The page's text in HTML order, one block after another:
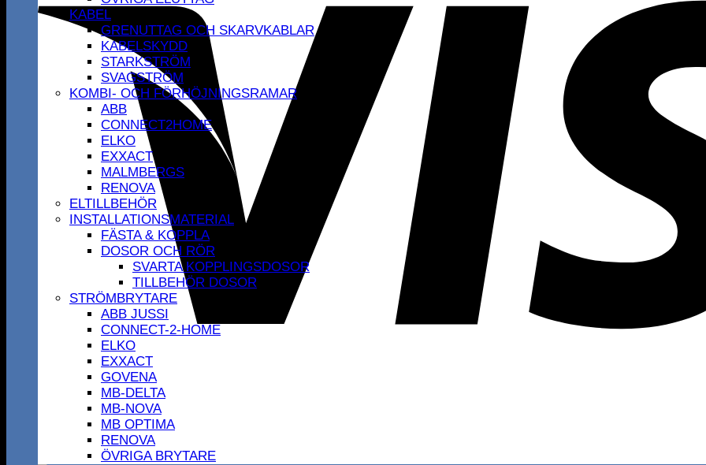
KABEL
GRENUTTAG OCH SKARVKABLAR
KABELSKYDD
STARKSTRÖM
SVAGSTRÖM
KOMBI- OCH FÖRHÖJNINGSRAMAR
ABB
CONNECT2HOME
ELKO
EXXACT
MALMBERGS
RENOVA
ELTILLBEHÖR
INSTALLATIONSMATERIAL
FÄSTA & KOPPLA
DOSOR OCH RÖR
SVARTA KOPPLINGSDOSOR
TILLBEHÖR DOSOR
STRÖMBRYTARE
ABB JUSSI
CONNECT-2-HOME
ELKO
EXXACT
GOVENA
MB-DELTA
MB-NOVA
MB OPTIMA
RENOVA
ÖVRIGA BRYTARE